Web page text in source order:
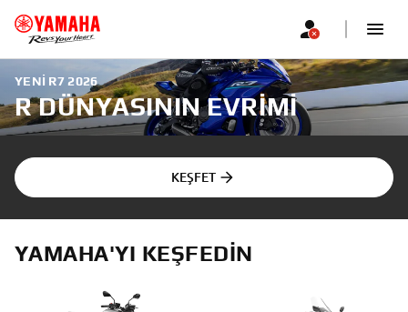
YENI R7 2026
R DÜNYASININ EVRIMI
KEŞFET
YAMAHA'YI KEŞFEDIN